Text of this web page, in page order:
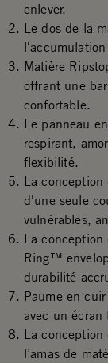
enlever.
Le dos de la
Matière
offrant une
confortable.
Le panneau
respirant,
flexibilité.
La conception
d'une seule
vulnérables,
La
Ring™
durabilité
Paume en
avec un écran
La
l’amas de